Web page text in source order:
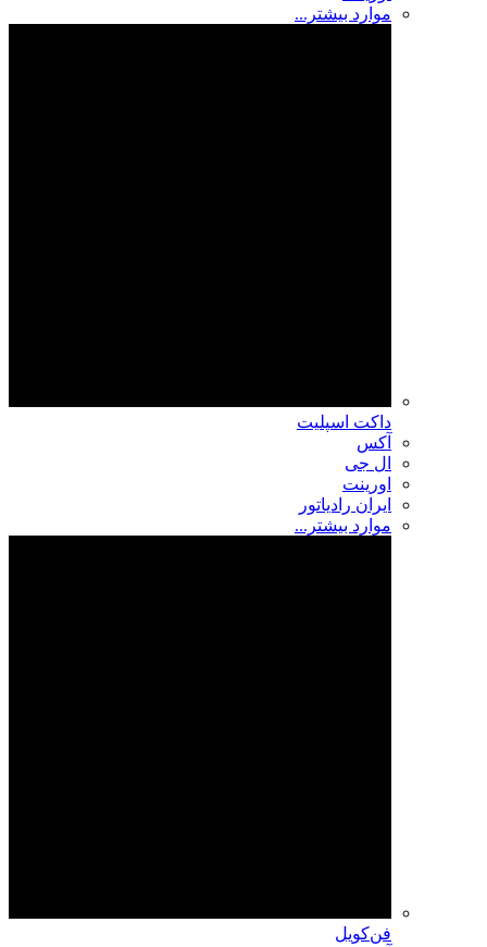
موارد بیشتر...
داکت اسپلیت
آکس
ال جی
اورینت
ایران رادیاتور
موارد بیشتر...
فن‌کویل